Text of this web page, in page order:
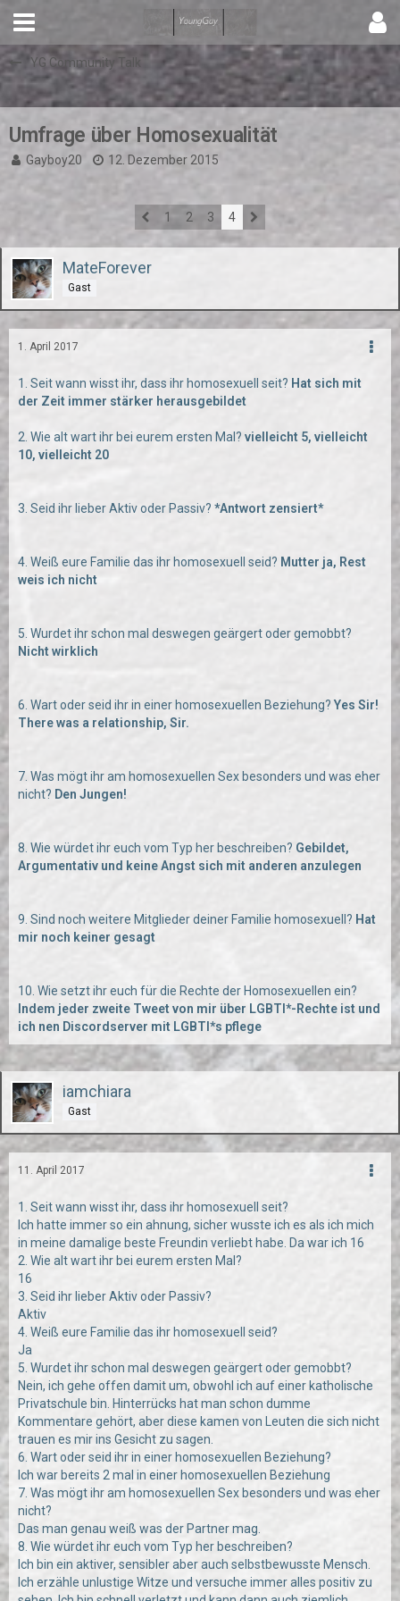
YG Community Talk
Umfrage über Homosexualität
Gayboy20 12. Dezember 2015
1 2 3 4
MateForever
Gast
1. April 2017
1. Seit wann wisst ihr, dass ihr homosexuell seit? Hat sich mit
der Zeit immer stärker herausgebildet
2. Wie alt wart ihr bei eurem ersten Mal? vielleicht 5, vielleicht
10, vielleicht 20
3. Seid ihr lieber Aktiv oder Passiv? *Antwort zensiert*
4. Weiß eure Familie das ihr homosexuell seid? Mutter ja, Rest
weis ich nicht
5. Wurdet ihr schon mal deswegen geärgert oder gemobbt?
Nicht wirklich
6. Wart oder seid ihr in einer homosexuellen Beziehung? Yes Sir!
There was a relationship, Sir.
7. Was mögt ihr am homosexuellen Sex besonders und was eher
nicht? Den Jungen!
8. Wie würdet ihr euch vom Typ her beschreiben? Gebildet,
Argumentativ und keine Angst sich mit anderen anzulegen
9. Sind noch weitere Mitglieder deiner Familie homosexuell? Hat
mir noch keiner gesagt
10. Wie setzt ihr euch für die Rechte der Homosexuellen ein?
Indem jeder zweite Tweet von mir über LGBTI*-Rechte ist und
ich nen Discordserver mit LGBTI*s pflege
iamchiara
Gast
11. April 2017
1. Seit wann wisst ihr, dass ihr homosexuell seit?
Ich hatte immer so ein ahnung, sicher wusste ich es als ich mich
in meine damalige beste Freundin verliebt habe. Da war ich 16
2. Wie alt wart ihr bei eurem ersten Mal?
16
3. Seid ihr lieber Aktiv oder Passiv?
Aktiv
4. Weiß eure Familie das ihr homosexuell seid?
Ja
5. Wurdet ihr schon mal deswegen geärgert oder gemobbt?
Nein, ich gehe offen damit um, obwohl ich auf einer katholische
Privatschule bin. Hinterrücks hat man schon dumme
Kommentare gehört, aber diese kamen von Leuten die sich nicht
trauen es mir ins Gesicht zu sagen.
6. Wart oder seid ihr in einer homosexuellen Beziehung?
Ich war bereits 2 mal in einer homosexuellen Beziehung
7. Was mögt ihr am homosexuellen Sex besonders und was eher
nicht?
Das man genau weiß was der Partner mag.
8. Wie würdet ihr euch vom Typ her beschreiben?
Ich bin ein aktiver, sensibler aber auch selbstbewusste Mensch.
Ich erzähle unlustige Witze und versuche immer alles positiv zu